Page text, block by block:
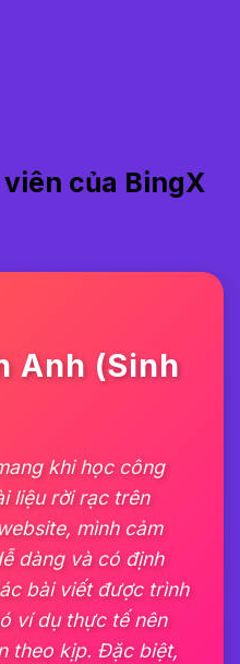
của BingX
Anh (Sinh
khi học công
liệu rời rạc trên
mình cảm
dàng và có định
bài viết được trình
ví dụ thực tế nên
theo kịp. Đặc biệt,